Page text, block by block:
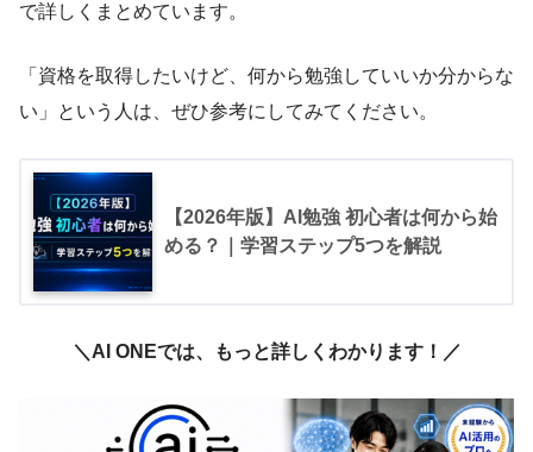
で詳しくまとめています。
「資格を取得したいけど、何から勉強していいか分からな
い」という人は、ぜひ参考にしてみてください。
【2026年版】AI勉強 初心者は何から始
める？｜学習ステップ5つを解説
＼AI ONEでは、もっと詳しくわかります！／